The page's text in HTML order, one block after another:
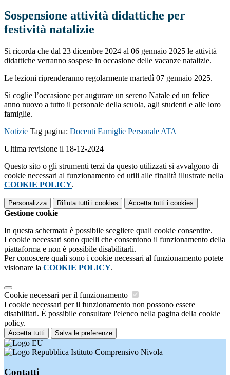
Sospensione attività didattiche per
festività natalizie
Si ricorda che dal 23 dicembre 2024 al 06 gennaio 2025 le attività
didattiche verranno sospese in occasione delle vacanze natalizie.
Le lezioni riprenderanno regolarmente martedì 07 gennaio 2025.
Si coglie l’occasione per augurare un sereno Natale ed un felice
anno nuovo a tutto il personale della scuola, agli studenti e alle loro
famiglie.
Notizie Tag pagina: Docenti Famiglie Personale ATA
Ultima revisione il 18-12-2024
Questo sito o gli strumenti terzi da questo utilizzati si avvalgono di
cookie necessari al funzionamento ed utili alle finalità illustrate nella
COOKIE POLICY.
Personalizza Rifiuta tutti i cookies Accetta tutti i cookies
Gestione cookie
In questa schermata è possibile scegliere quali cookie consentire.
I cookie necessari sono quelli che consentono il funzionamento della
piattaforma e non è possibile disabilitarli.
Per conoscere quali sono i cookie necessari al funzionamento potete
visionare la COOKIE POLICY.
Cookie necessari per il funzionamento
I cookie necessari per il funzionamento non possono essere
disabilitati. È possibile consultare l'elenco nella pagina della cookie
policy.
Accetta tutti Salva le preferenze
Istituto Comprensivo Nivola
Contatti